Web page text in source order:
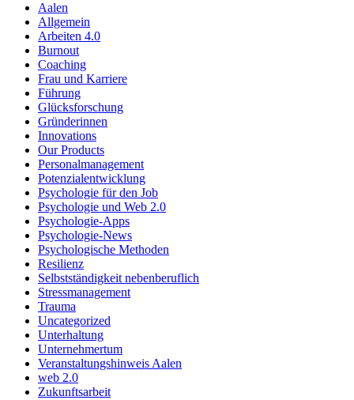
Aalen
Allgemein
Arbeiten 4.0
Burnout
Coaching
Frau und Karriere
Führung
Glücksforschung
Gründerinnen
Innovations
Our Products
Personalmanagement
Potenzialentwicklung
Psychologie für den Job
Psychologie und Web 2.0
Psychologie-Apps
Psychologie-News
Psychologische Methoden
Resilienz
Selbstständigkeit nebenberuflich
Stressmanagement
Trauma
Uncategorized
Unterhaltung
Unternehmertum
Veranstaltungshinweis Aalen
web 2.0
Zukunftsarbeit